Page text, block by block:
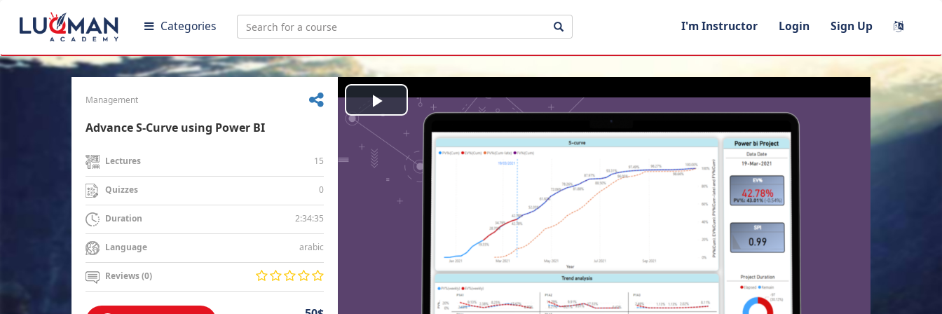
Categories I'm Instructor Login Sign Up
Management
Advance S-Curve using Power BI
Lectures 15
Quizzes 0
Duration 2:34:35
Language arabic
Reviews (0)
Play
Video